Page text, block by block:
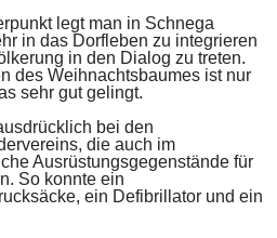
legt man in Schnega
in das Dorfleben zu integrieren
in den Dialog zu treten.
des Weihnachtsbaumes ist nur
sehr gut gelingt.
bei den
die auch im
Ausrüstungsgegenstände für
So konnte ein
ein Defibrillator und ein